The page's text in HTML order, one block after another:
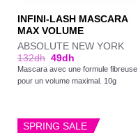
INFINI-LASH MASCARA
MAX VOLUME
ABSOLUTE NEW YORK
132dh 49dh
Mascara avec une formule fibreuse
pour un volume maximal. 10g
SPRING SALE